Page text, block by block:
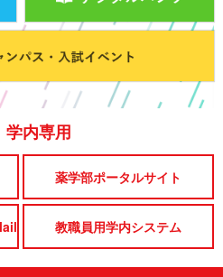
学内専用
薬学部ポータルサイト
教職員用学内システム